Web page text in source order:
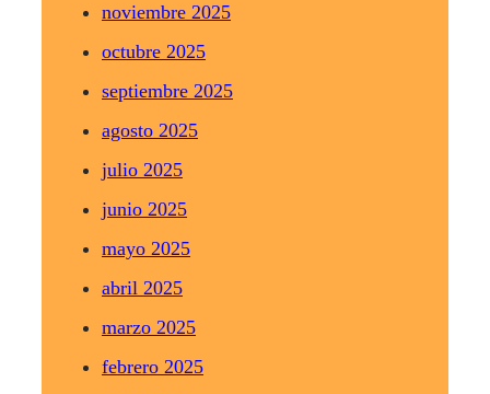
noviembre 2025
octubre 2025
septiembre 2025
agosto 2025
julio 2025
junio 2025
mayo 2025
abril 2025
marzo 2025
febrero 2025